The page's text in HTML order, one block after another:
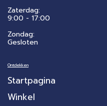
Zaterdag:
​9:00 - 17:00
Zondag:
Gesloten
Ontdekken
Startpagina
Winkel